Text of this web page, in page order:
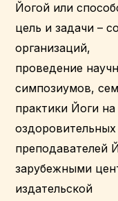
Йогой или
цель и задачи –
организаций,
проведение
симпозиумов,
практики Йоги на
преподавателей
зарубежными
издательской